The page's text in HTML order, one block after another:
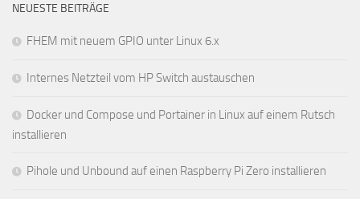
NEUESTE BEITRÄGE
FHEM mit neuem GPIO unter Linux 6.x
Internes Netzteil vom HP Switch austauschen
Docker und Compose und Portainer in Linux auf einem Rutsch
installieren
Pihole und Unbound auf einen Raspberry Pi Zero installieren